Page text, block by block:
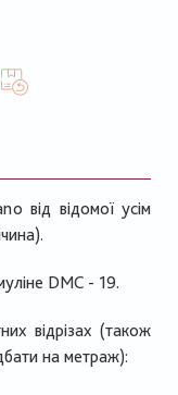
від відомої усім
DMC - 19.
відрізах (також
на метраж):